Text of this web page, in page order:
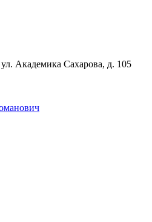
Академика Сахарова, д. 105